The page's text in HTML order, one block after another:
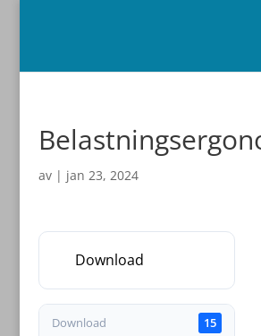
av | jan 23, 2024
Download
Download 15